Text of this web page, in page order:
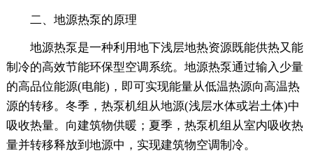
二、地源热泵的原理
地源热泵是一种利用地下浅层地热资源既能供热又能
制冷的高效节能环保型空调系统。地源热泵通过输入少量
的高品位能源(电能)，即可实现能量从低温热源向高温热
源的转移。冬季，热泵机组从地源(浅层水体或岩土体)中
吸收热量。向建筑物供暖；夏季，热泵机组从室内吸收热
量并转移释放到地源中，实现建筑物空调制冷。